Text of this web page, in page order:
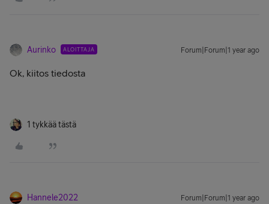
Aurinko ALOITTAJA Forum|Forum|1 year ago
Ok, kiitos tiedosta
1 tykkää tästä
Hannele2022 Forum|Forum|1 year ago